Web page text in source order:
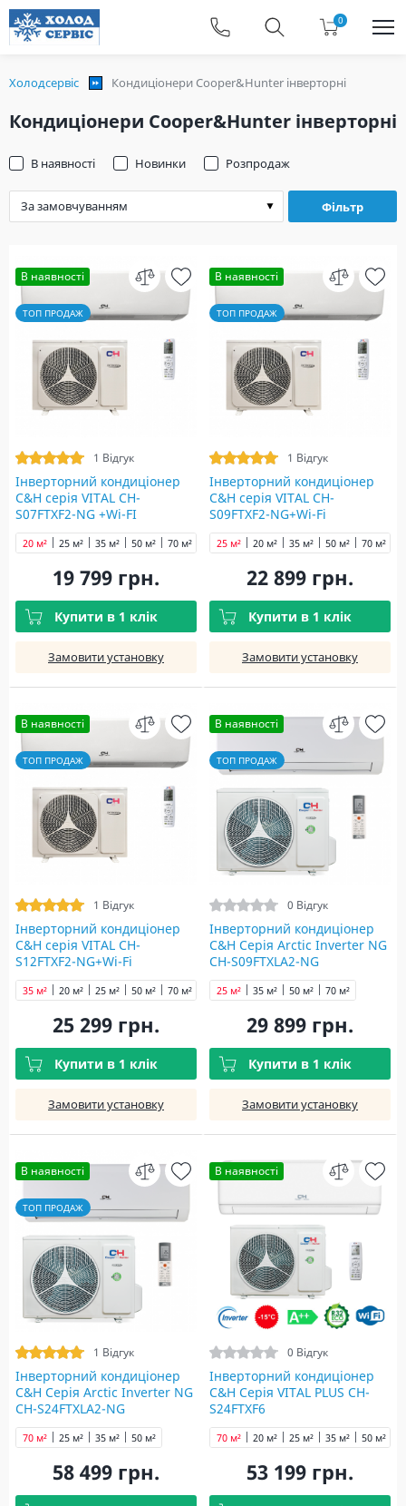
0
Холодсервіс Кондиціонери Cooper&Hunter інверторні
Кондиціонери Cooper&Hunter інверторні
Фільтр
В наявності Новинки Розпродаж
В наявності
ТОП ПРОДАЖ
1 Відгук
Інверторний кондиціонер
C&H cерія VITAL CH-
S07FTXF2-NG +Wi-FI
20 м² 25 м² 35 м² 50 м² 70 м²
19 799 грн.
Купити в 1 клік
Замовити установку
В наявності
ТОП ПРОДАЖ
1 Відгук
Інверторний кондиціонер
C&H cерія VITAL CH-
S09FTXF2-NG+Wi-Fi
20 м²
25 м² 35 м² 50 м² 70 м²
22 899 грн.
Купити в 1 клік
Замовити установку
В наявності
ТОП ПРОДАЖ
1 Відгук
Інверторний кондиціонер
C&H cерія VITAL CH-
S12FTXF2-NG+Wi-Fi
20 м² 25 м²
35 м² 50 м² 70 м²
25 299 грн.
Купити в 1 клік
Замовити установку
В наявності
ТОП ПРОДАЖ
0 Відгук
Інверторний кондиціонер
C&H Серія Arctic Inverter NG
CH-S09FTXLA2-NG
25 м² 35 м² 50 м² 70 м²
29 899 грн.
Купити в 1 клік
Замовити установку
В наявності
ТОП ПРОДАЖ
1 Відгук
Інверторний кондиціонер
C&H Серія Arctic Inverter NG
CH-S24FTXLA2-NG
25 м² 35 м² 50 м²
70 м²
58 499 грн.
В наявності
0 Відгук
Інверторний кондиціонер
C&H Серія VITAL PLUS CH-
S24FTXF6
20 м² 25 м² 35 м² 50 м²
70 м²
53 199 грн.